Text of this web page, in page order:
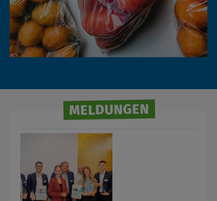
MELDUNGEN